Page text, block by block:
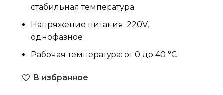
стабильная температура
Напряжение питания: 220V,
однофазное
Рабочая температура: от 0 до 40 °C
В избранное